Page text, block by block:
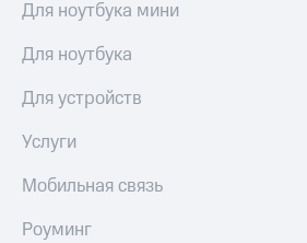
телефона
на карту
за границей
магазин
Для ноутбука мини
Для ноутбука
Для устройств
Услуги
Мобильная связь
Роуминг